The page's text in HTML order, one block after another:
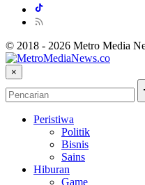
© 2018 - 2026 Metro Media
×
Peristiwa
Politik
Bisnis
Sains
Hiburan
Game